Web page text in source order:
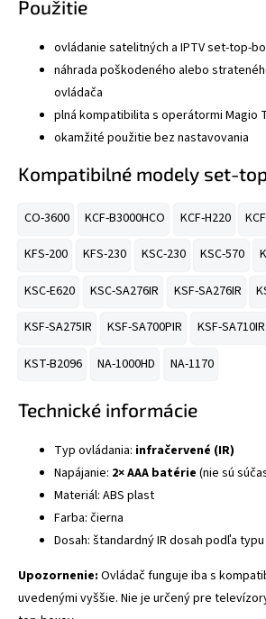
Použitie
ovládanie satelitných a IPTV set-top-
náhrada poškodeného alebo
ovládača
plná kompatibilita s operátormi Magio
okamžité použitie bez nastavovania
Kompatibilné modely set-
CO-3600 KCF-B3000HCO KCF-H220
KFS-200 KFS-230 KSC-230 KSC-570
KSC-E620 KSC-SA276IR KSF-SA276IR
KSF-SA275IR KSF-SA700PIR KSF-SA710IR
KST-B2096 NA-1000HD NA-1170
Technické informácie
Typ ovládania: infračervené (IR)
Napájanie: 2× AAA batérie (nie sú
Materiál: ABS plast
Farba: čierna
Dosah: štandardný IR dosah podľa
Upozornenie: Ovládač funguje iba s
uvedenými vyššie. Nie je určený pre